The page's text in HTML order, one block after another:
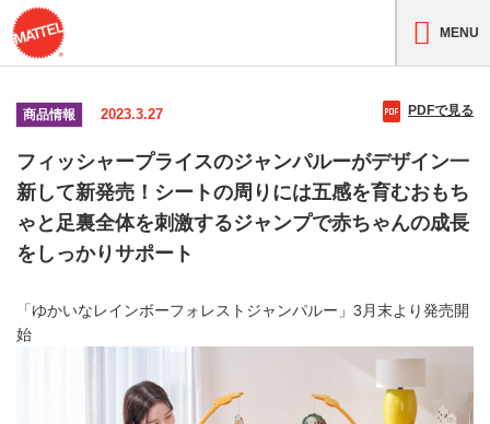
MENU
商品情報 2023.3.27 PDFで見る
フィッシャープライスのジャンパルーがデザイン一
新して新発売！シートの周りには五感を育むおもち
ゃと足裏全体を刺激するジャンプで赤ちゃんの成長
をしっかりサポート
「ゆかいなレインボーフォレストジャンパルー」3月末より発売開
始